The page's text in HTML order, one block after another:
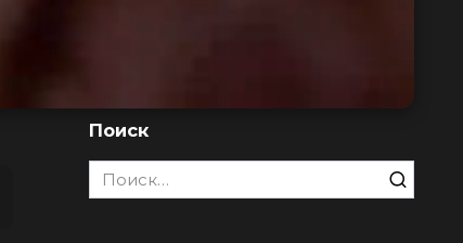
Поиск
Search
for: